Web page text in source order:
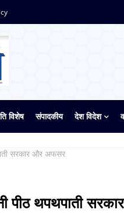
विशेष संपादकीय देश विदेश
सरकार और अफसर
पीठ थपथपाती